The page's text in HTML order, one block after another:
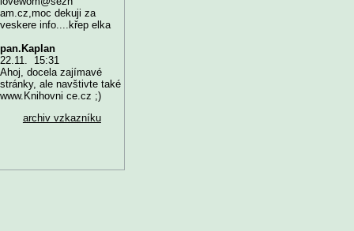
am.cz,moc dekuji za
veskere info....křep elka
pan.Kaplan
22.11. 15:31
Ahoj, docela zajímavé
stránky, ale navštivte také
www.Knihovni ce.cz ;)
archiv vzkazníku